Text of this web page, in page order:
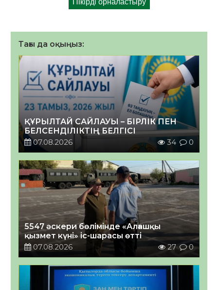
Тағы да оқыңыз:
ҚҰРЫЛТАЙ САЙЛАУЫ – БІРЛІК ПЕН
БЕЛСЕНДІЛІКТІҢ БЕЛГІСІ
07.08.2026
34 0
5547 әскери бөлімінде «Алғашқы
қызмет күні» іс-шарасы өтті
07.08.2026
27 0